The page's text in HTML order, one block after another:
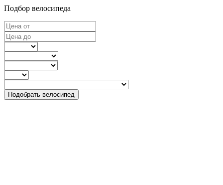
Подбор велосипеда
Подобрать велосипед